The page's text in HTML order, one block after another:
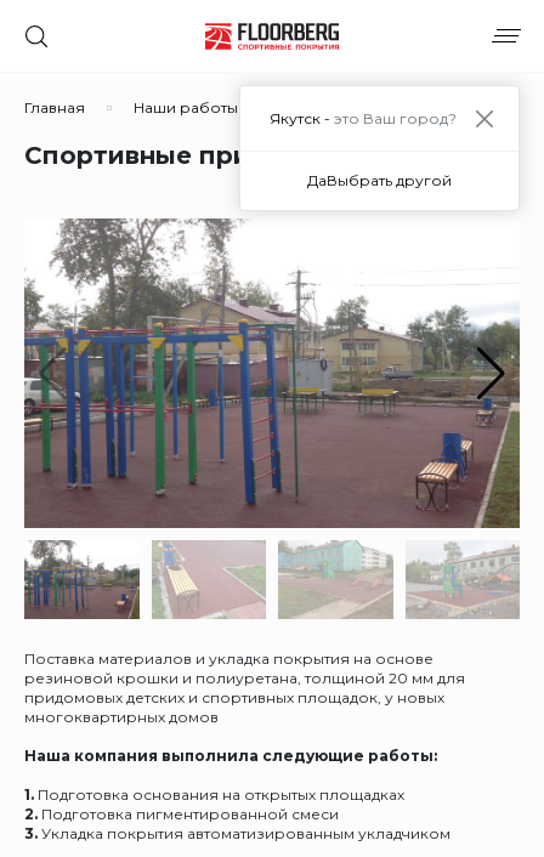
Главная Наши работы Спортивные придомовые
Спортивные придомовые площадки
Поставка материалов и укладка покрытия на основе
резиновой крошки и полиуретана, толщиной 20 мм для
придомовых детских и спортивных площадок, у новых
многоквартирных домов
Наша компания выполнила следующие работы:
1. Подготовка основания на открытых площадках
2. Подготовка пигментированной смеси
3. Укладка покрытия автоматизированным укладчиком
Якутск - это Ваш город?
ДаВыбрать другой